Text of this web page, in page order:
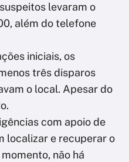
levaram o
além do telefone
iniciais, os
três disparos
o local. Apesar do
com apoio de
localizar e recuperar o
não há